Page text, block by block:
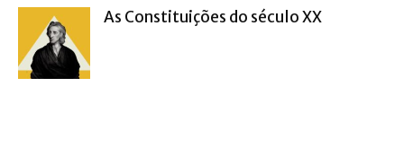
As Constituições do século XX